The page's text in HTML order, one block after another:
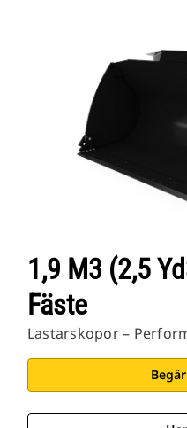
1,9 M3 (2,5
Fäste
Lastarskopor –